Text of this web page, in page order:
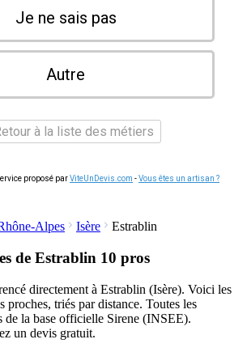
Je ne sais pas
Autre
à la liste des métiers
proposé parViteUnDevis.com -Vous êtes un artisan ?
Alpes Isère Estrablin
de Estrablin 10 pros
directement à Estrablin (Isère). Voici les
proches, triés par distance. Toutes les
de la base officielle Sirene (INSEE).
un devis gratuit.